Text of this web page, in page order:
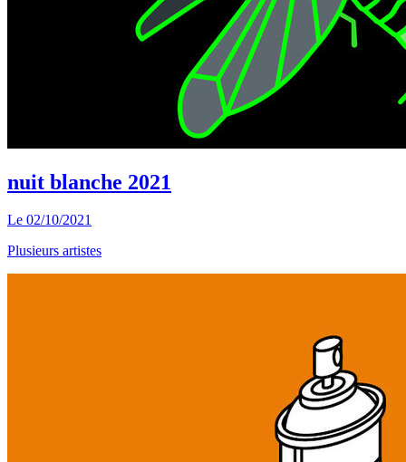
nuit blanche 2021
Le 02/10/2021
Plusieurs artistes